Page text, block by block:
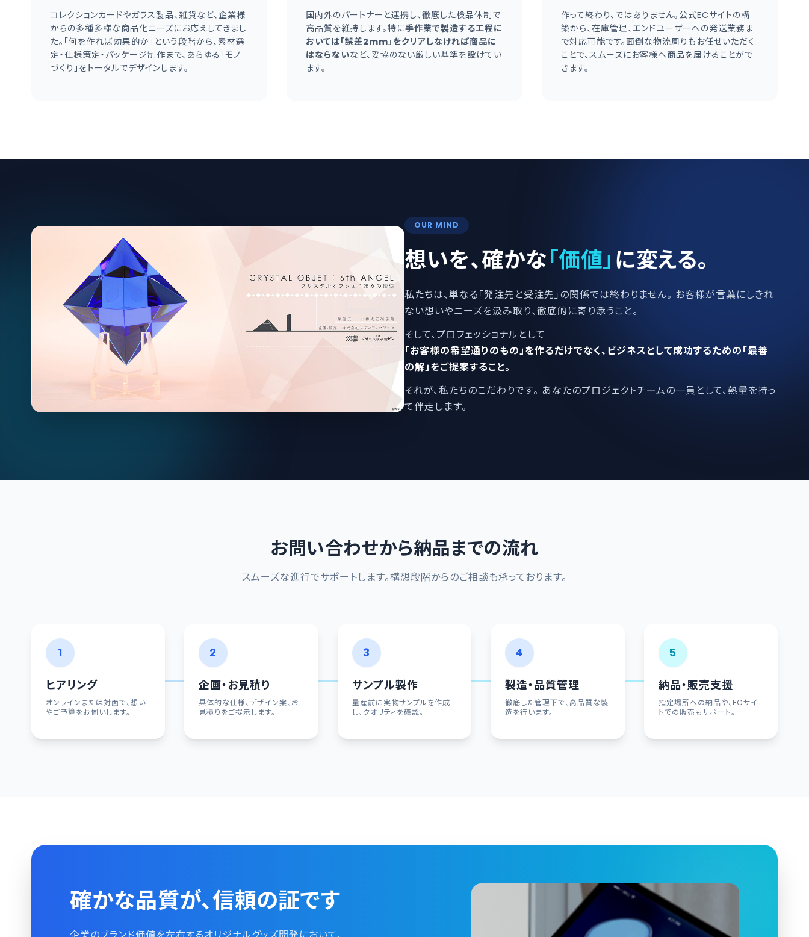
コレクションカードやガラス製品、雑貨など、企業様
からの多種多様な商品化ニーズにお応えしてきまし
た。「何を作れば効果的か」という段階から、素材選
定・仕様策定・パッケージ制作まで、あらゆる「モノ
づくり」をトータルでデザインします。
国内外のパートナーと連携し、徹底した検品体制で
高品質を維持します。特に手作業で製造する工程に
おいては「誤差2mm」をクリアしなければ商品に
はならないなど、妥協のない厳しい基準を設けてい
ます。
作って終わり、ではありません。公式ECサイトの構
築から、在庫管理、エンドユーザーへの発送業務ま
で対応可能です。面倒な物流周りもお任せいただく
ことで、スムーズにお客様へ商品を届けることがで
きます。
OUR MIND
想いを、確かな「価値」に変える。
私たちは、単なる「発注先と受注先」の関係では終わりません。 お客様が言葉にしきれ
ない想いやニーズを汲み取り、徹底的に寄り添うこと。
そして、プロフェッショナルとして
「お客様の希望通りのもの」を作るだけでなく、ビジネスとして成功するための「最善
の解」をご提案すること。
それが、私たちのこだわりです。 あなたのプロジェクトチームの一員として、熱量を持っ
て伴走します。
お問い合わせから納品までの流れ
スムーズな進行でサポートします。構想段階からのご相談も承っております。
1
ヒアリング
オンラインまたは対面で、想い
やご予算をお伺いします。
2
企画・お見積り
具体的な仕様、デザイン案、お
見積りをご提示します。
3
サンプル製作
量産前に実物サンプルを作成
し、クオリティを確認。
4
製造・品質管理
徹底した管理下で、高品質な製
造を行います。
5
納品・販売支援
指定場所への納品や、ECサイ
トでの販売もサポート。
確かな品質が、信頼の証です